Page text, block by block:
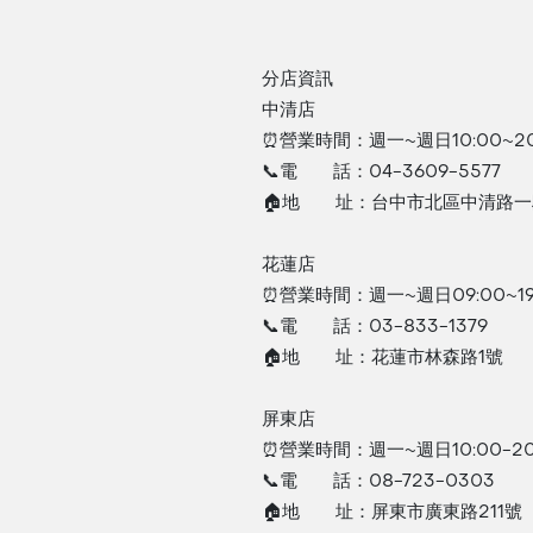
分店資訊
中清店
⏰營業時間：週一~週日
📞電 話：04-3609-5577
🏠地 址：台中市北區中清路一
花蓮店
⏰營業時間：週一~週日
📞電 話：03-833-1379
🏠地 址：花蓮市林森路1號
屏東店
⏰營業時間：週一~週日10:00-
📞電 話：08-723-0303
🏠地 址：屏東市廣東路211號